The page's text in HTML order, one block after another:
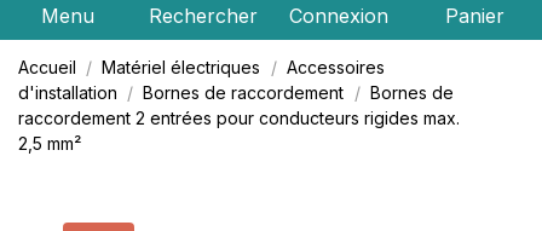
Menu Rechercher Connexion Panier
Accueil Matériel électriques
Accessoires
d'installation
Bornes de raccordement
Bornes de
raccordement 2 entrées pour conducteurs rigides max.
2,5 mm²